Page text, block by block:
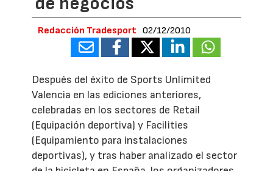
Redacción Tradesport 02/12/2010
Después del éxito de Sports Unlimited
Valencia en las ediciones anteriores,
celebradas en los sectores de Retail
(Equipación deportiva) y Facilities
(Equipamiento para instalaciones
deportivas), y tras haber analizado el sector